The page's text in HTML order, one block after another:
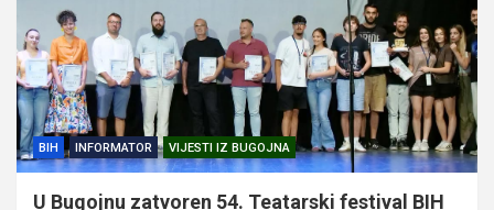
BIH INFORMATOR VIJESTI IZ BUGOJNA
U Bugojnu zatvoren 54. Teatarski festival BIH